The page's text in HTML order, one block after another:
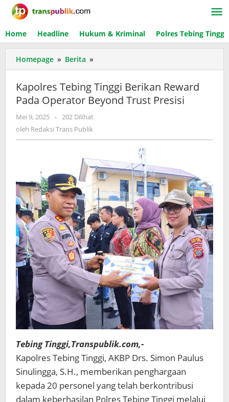
Lewati
Home Headline Hukum & Kriminal Polres Tebing Tinggi
Homepage » Berita »
Tebing
Tinggi
Berikan
Reward
Kapolres Tebing Tinggi Berikan Reward
Pada Operator Beyond Trust Presisi
Mei 9, 2025 oleh
Redaksi
- 202 Dilihat
oleh Redaksi Trans Publik
Tebing Tinggi,Transpublik.com,-
Kapolres Tebing Tinggi, AKBP Drs. Simon Paulus
Sinulingga, S.H., memberikan penghargaan
kepada 20 personel yang telah berkontribusi
dalam keberhasilan Polres Tebing Tinggi melalui